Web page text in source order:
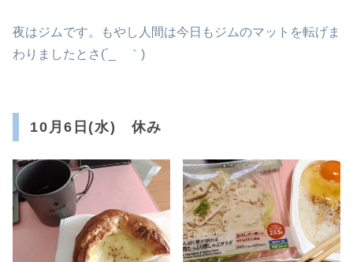
夜はジムです。もやし人間は今日もジムのマットを転げま
わりましたとさ(´_ゝ｀)
10月6日(水) 休み